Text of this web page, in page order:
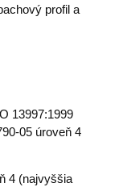
profil a
13997:1999
05 úroveň 4
4 (najvyššia